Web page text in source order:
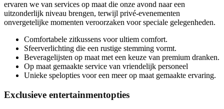
ervaren we van services op maat die onze avond naar een
uitzonderlijk niveau brengen, terwijl privé-evenementen
onvergetelijke momenten veroorzaken voor speciale gelegenheden.
Comfortabele zitkussens voor ultiem comfort.
Sfeerverlichting die een rustige stemming vormt.
Beveragelijsten op maat met een keuze van premium dranken.
Op maat gemaakte service van vriendelijk personeel
Unieke spelopties voor een meer op maat gemaakte ervaring.
Exclusieve entertainmentopties